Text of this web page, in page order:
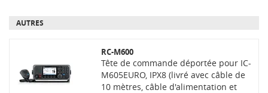
AUTRES
RC-M600
Tête de commande déportée pour IC-
M605EURO, IPX8 (livré avec câble de
10 mètres, câble d'alimentation et